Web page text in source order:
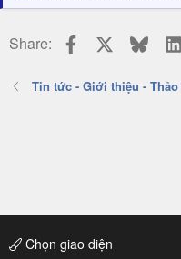
Share: Facebook
Tin tức - Giới thiệu -
Chọn giao diện